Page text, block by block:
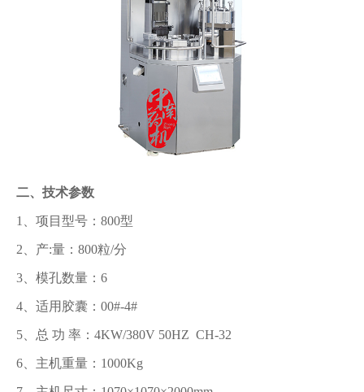
二、技术参数
1、项目型号：800型
2、产:量：800粒/分
3、模孔数量：6
4、适用胶囊：00#-4#
5、总 功 率：4KW/380V 50HZ CH-32
6、主机重量：1000Kg